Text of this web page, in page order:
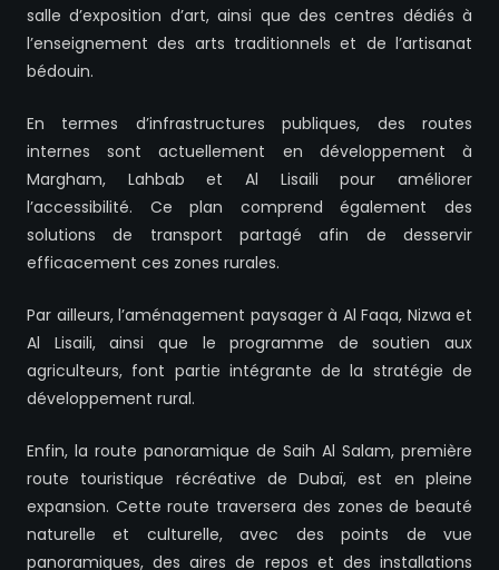
salle d’exposition d’art, ainsi que des centres dédiés à
l’enseignement des arts traditionnels et de l’artisanat
bédouin.
En termes d’infrastructures publiques, des routes
internes sont actuellement en développement à
Margham, Lahbab et Al Lisaili pour améliorer
l’accessibilité. Ce plan comprend également des
solutions de transport partagé afin de desservir
efficacement ces zones rurales.
Par ailleurs, l’aménagement paysager à Al Faqa, Nizwa et
Al Lisaili, ainsi que le programme de soutien aux
agriculteurs, font partie intégrante de la stratégie de
développement rural.
Enfin, la route panoramique de Saih Al Salam, première
route touristique récréative de Dubaï, est en pleine
expansion. Cette route traversera des zones de beauté
naturelle et culturelle, avec des points de vue
panoramiques, des aires de repos et des installations